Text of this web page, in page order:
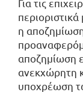
η
αποζημίωση
ανεκχώρητη
υποχρέωση